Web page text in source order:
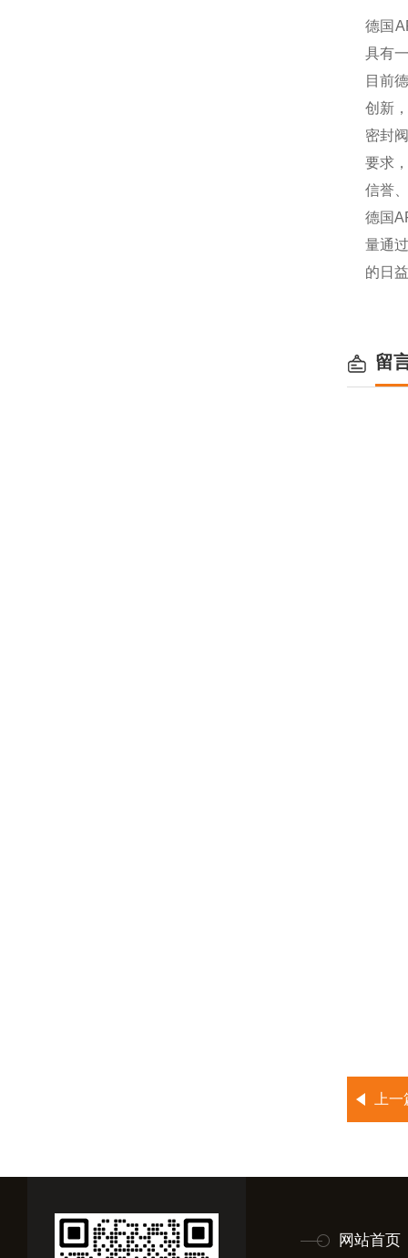
德国
具有
目前
创新
密封
要求
信誉
德国
量通
的日
留
上
网站首页